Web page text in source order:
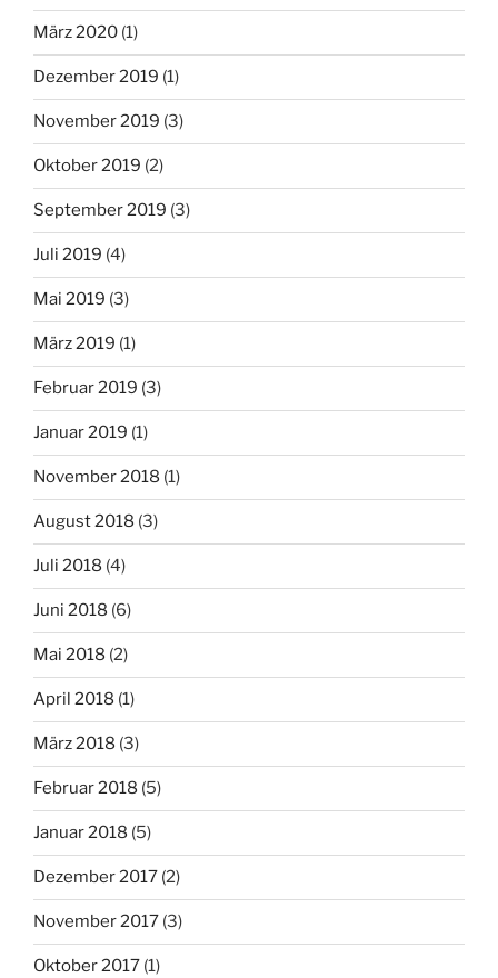
März 2020 (1)
Dezember 2019 (1)
November 2019 (3)
Oktober 2019 (2)
September 2019 (3)
Juli 2019 (4)
Mai 2019 (3)
März 2019 (1)
Februar 2019 (3)
Januar 2019 (1)
November 2018 (1)
August 2018 (3)
Juli 2018 (4)
Juni 2018 (6)
Mai 2018 (2)
April 2018 (1)
März 2018 (3)
Februar 2018 (5)
Januar 2018 (5)
Dezember 2017 (2)
November 2017 (3)
Oktober 2017 (1)